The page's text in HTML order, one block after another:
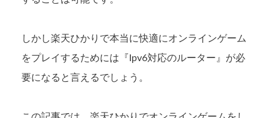
しかし楽天ひかりで本当に快適にオンラインゲーム
をプレイするためには『Ipv6対応のルーター』が必
要になると言えるでしょう。